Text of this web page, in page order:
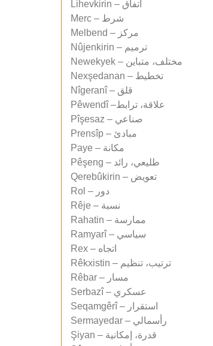
Lihevkirin – اتفاق
Merc – شرط
Melbend – مركز
Nûjenkirin – ترميم
Newekyek – مختلف، متباين
Nexşedanan – تخطيط
Nîgeranî – قلق
Pêwendî –علاقة، ترابط
Pîşesaz – صناعي
Prensîp – مبادئ
Paye – مكانة
Pêşeng – طليعي، رائد
Qerebûkirin – تعويض
Rol – دور
Rêje – نسبة
Rahatin – ممارسة
Ramyarî – سياسي
Rex – اتجاه
Rêkxistin – ترتيب، تنظيم
Rêbar – مسار
Serbazî – عسكري
Seqamgêrî – استقرار
Sermayedar – رأسمالي
Şiyan – قدرة، إمكانية